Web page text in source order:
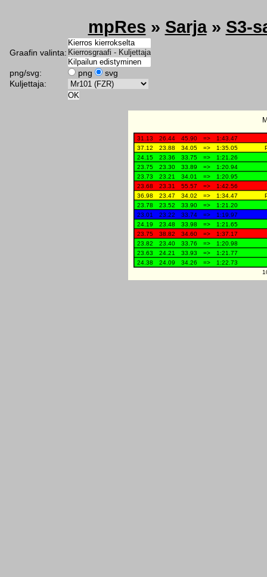
mpRes » Sarja» S3-
Graafin valinta:
png/svg: png
svg
Kuljettaja: